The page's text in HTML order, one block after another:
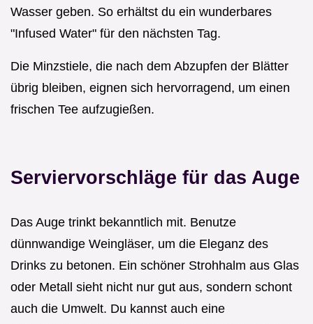
Wasser geben. So erhältst du ein wunderbares
"Infused Water" für den nächsten Tag.
Die Minzstiele, die nach dem Abzupfen der Blätter
übrig bleiben, eignen sich hervorragend, um einen
frischen Tee aufzugießen.
Serviervorschläge für das Auge
Das Auge trinkt bekanntlich mit. Benutze
dünnwandige Weingläser, um die Eleganz des
Drinks zu betonen. Ein schöner Strohhalm aus Glas
oder Metall sieht nicht nur gut aus, sondern schont
auch die Umwelt. Du kannst auch eine